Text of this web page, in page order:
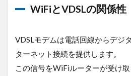
①VDSL
方式
②光配
線方式
1.3.3
WiFiとVDSLの関係性
VDSLモデムは電話回線からデジ
ターネット接続を提供します。
この信号をWiFiルーターが受け